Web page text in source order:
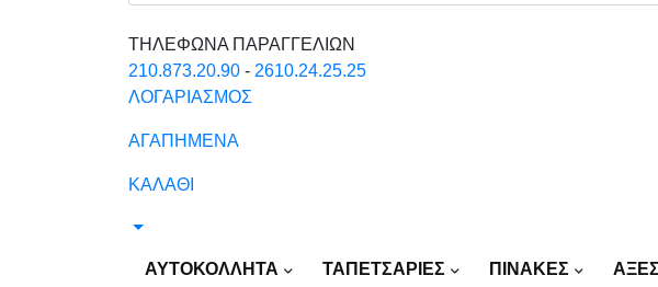
ΤΗΛΕΦΩΝΑ ΠΑΡΑΓΓΕΛΙΩΝ
210.873.20.90 - 2610.24.25.25
ΛΟΓΑΡΙΑΣΜΟΣ
ΑΓΑΠΗΜΕΝΑ
ΚΑΛΑΘΙ
ΑΥΤΟΚΟΛΛΗΤΑ ΤΑΠΕΤΣΑΡΙΕΣ ΠΙΝΑΚΕΣ